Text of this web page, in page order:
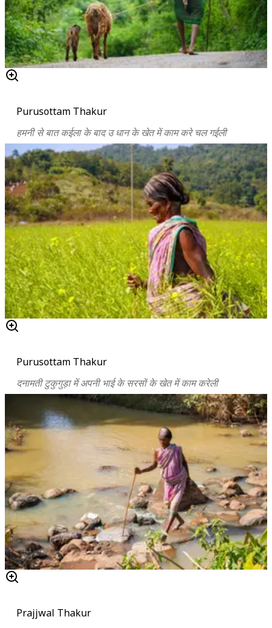
Purusottam Thakur
हमनी से बात कईला के बाद उ धान के खेत में काम करे चल गईली
Purusottam Thakur
दनामती टुकुगुड़ा में अपनी भाई के सरसों के खेत में काम करेली
Prajjwal Thakur